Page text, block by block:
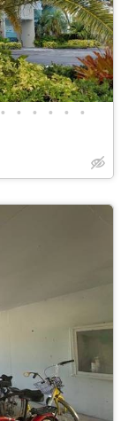
• • • • • •